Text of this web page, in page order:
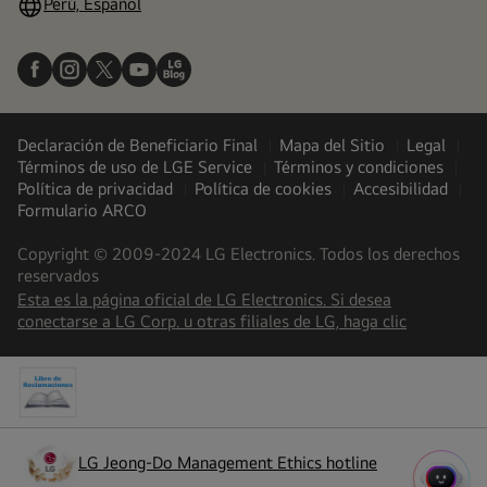
Declaración de Beneficiario Final Mapa del Sitio
Legal
Términos de uso de LGE Service
Términos y condiciones
Política de privacidad
Política de cookies
Accesibilidad
Formulario ARCO
Copyright © 2009-2024 LG Electronics. Todos los derechos
reservados
Esta es la página oficial de LG Electronics. Si desea
conectarse a LG Corp. u otras filiales de LG, haga clic(
a
LG Jeong-Do Management Ethics hotline
opens